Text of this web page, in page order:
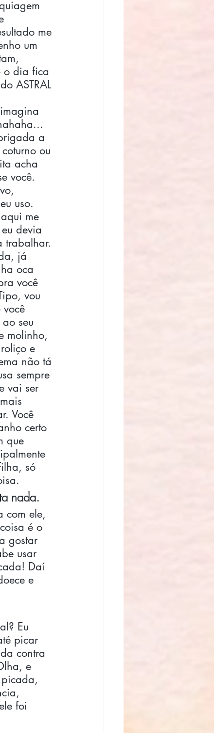
me
um
o dia fica
ASTRAL
a
ou
acha
você.
uso.
me
devia
trabalhar.
já
oca
você
vou
seu
molinho,
e
não tá
sempre
vai ser
Você
certo
que
só
nada.
com ele,
é o
gostar
usar
Daí
e
Eu
picar
contra
e
picada,
foi